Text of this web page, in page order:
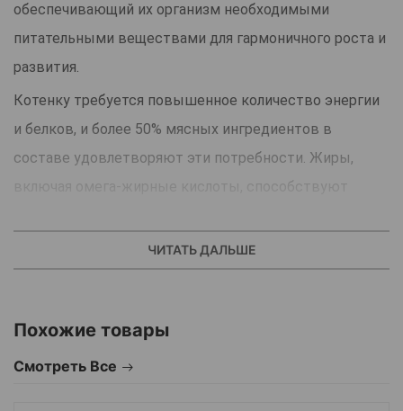
обеспечивающий их организм необходимыми
питательными веществами для гармоничного роста и
развития.
Котенку требуется повышенное количество энергии
и белков, и более 50% мясных ингредиентов в
составе удовлетворяют эти потребности. Жиры,
включая омега-жирные кислоты, способствуют
микроэлементов, жизненно необходимых для
полноценного развития котёнка.
ЧИТАТЬ ДАЛЬШЕ
Похожие товары
Смотреть Все